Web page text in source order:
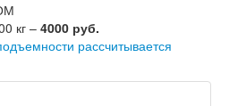
кг – 4000 руб.
рассчитывается